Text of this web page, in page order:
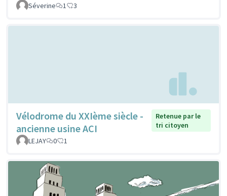
Séverine
1 3
Vélodrome du XXIème siècle -
ancienne usine ACI
Retenue par le
tri citoyen
LEJAY
0 1